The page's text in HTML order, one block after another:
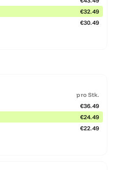
€32.49
€30.49
pro Stk.
€36.49
€24.49
€22.49